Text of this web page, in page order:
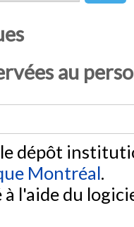
au
dépôt
Montréal.
à l'aide du